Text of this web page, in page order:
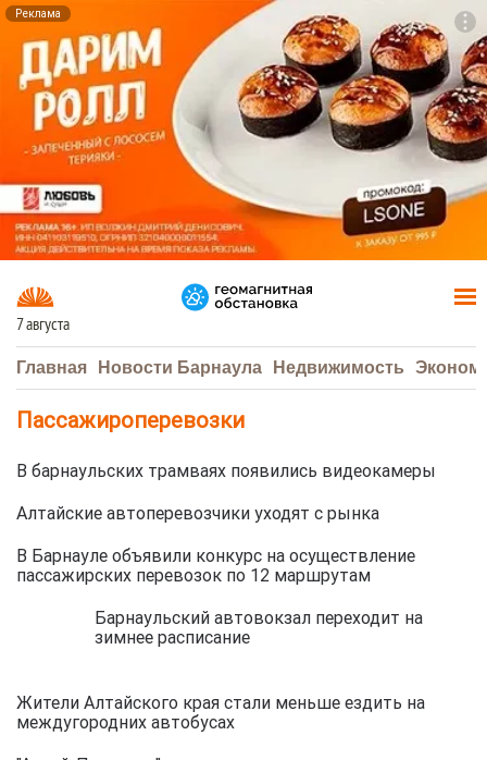
Реклама
7 августа
Главная Новости Барнаула Недвижимость
Пассажироперевозки
В барнаульских трамваях появились видеокамеры
Алтайские автоперевозчики уходят с рынка
В Барнауле объявили конкурс на осуществление
пассажирских перевозок по 12 маршрутам
Барнаульский автовокзал переходит на
зимнее расписание
Жители Алтайского края стали меньше ездить на
междугородних автобусах